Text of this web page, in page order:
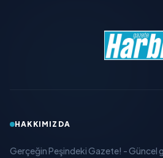
HAKKIMIZDA
Gerçeğin Peşindeki Gazete! - Güncel